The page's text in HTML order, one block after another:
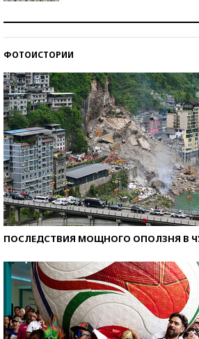
ФОТОИСТОРИИ
ПОСЛЕДСТВИЯ МОЩНОГО ОПОЛЗНЯ В